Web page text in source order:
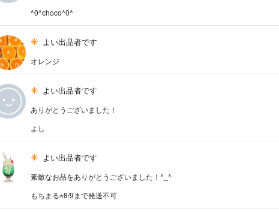
^0^choco^0^
よい出品者です
オレンジ
よい出品者です
ありがとうございました！
よし
よい出品者です
素敵なお品をありがとうございました！^_^
もちまる⭐︎8/9まで発送不可